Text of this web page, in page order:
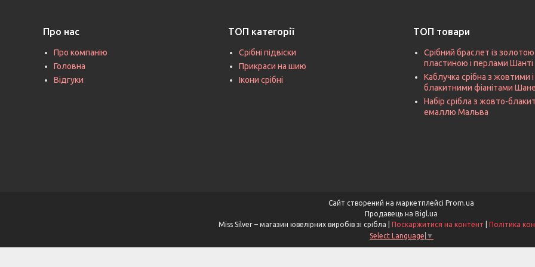
Про нас
Про компанію
Головна
Відгуки
ТОП категорії
Срібні підвіски
Прикраси на шию
Ікони срібні
ТОП товари
Срібний браслет із золотою
пластиною і перлами Шанті
Каблучка срібна з жовтими і
блакитними фіанітами
Набір срібла з жовто-
емаллю Мальва
Сайт створений на маркетплейсі Prom.ua
Продавець на Bigl.ua
Поскаржитися на контент
Політика
Select Language ▼